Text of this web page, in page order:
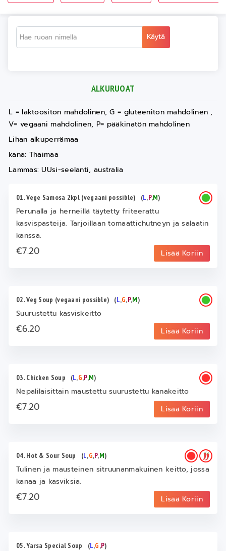
Käytä
ALKURUOAT
L = laktoositon mahdolinen, G = gluteeniton mahdolinen ,
V= vegaani mahdolinen, P= pääkinatön mahdolinen
Lihan alkuperrämaa
kana: Thaimaa
Lammas: UUsi-seelanti, australia
01. Vege Samosa 2kpl (vegaani possible) (L,P,M)
Perunalla ja herneillä täytetty friteerattu
kasvispasteija. Tarjoillaan tomaattichutneyn ja salaatin
kanssa.
€7.20 Lisää Koriin
02. Veg Soup (vegaani possible) (L,G,P,M)
Suurustettu kasviskeitto
€6.20 Lisää Koriin
03. Chicken Soup (L,G,P,M)
Nepalilaisittain maustettu suurustettu kanakeitto
€7.20 Lisää Koriin
04. Hot & Sour Soup (L,G,P,M)
Tulinen ja mausteinen sitruunanmakuinen keitto, jossa
kanaa ja kasviksia.
€7.20 Lisää Koriin
05. Yarsa Special Soup (L,G,P)